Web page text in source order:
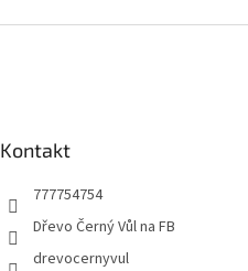
Kontakt
777754754
Dřevo Černý Vůl na FB
drevocernyvul